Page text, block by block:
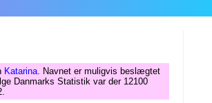
Katarina. Navnet er muligvis beslægtet
Danmarks Statistik var der 12100